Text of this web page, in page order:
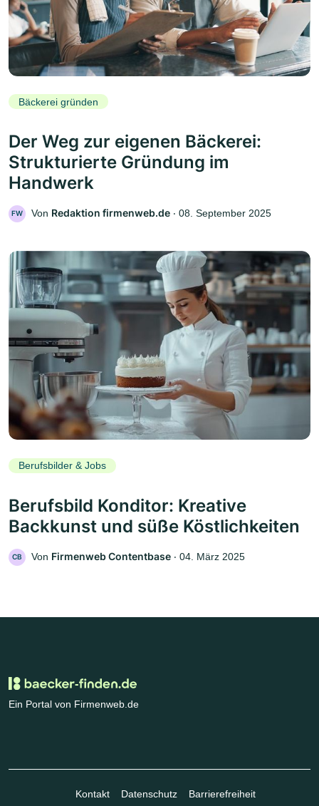
Bäckerei gründen
Der Weg zur eigenen Bäckerei:
Strukturierte Gründung im
Handwerk
FW Von Redaktion firmenweb.de ‧ 08. September 2025
Berufsbilder & Jobs
Berufsbild Konditor: Kreative
Backkunst und süße Köstlichkeiten
CB Von Firmenweb Contentbase ‧ 04. März 2025
Ein Portal von Firmenweb.de
Kontakt Datenschutz Barrierefreiheit